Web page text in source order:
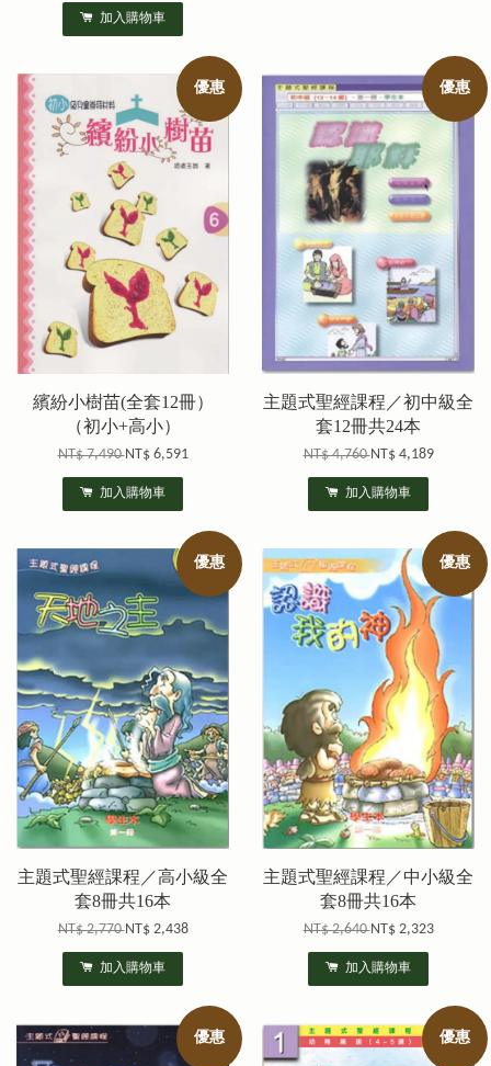
加入購物車
優惠
繽紛小樹苗(全套12冊）
（初小+高小）
NT$ 7,490NT$ 6,591
加入購物車
優惠
主題式聖經課程／初中級全
套12冊共24本
NT$ 4,760NT$ 4,189
加入購物車
優惠
主題式聖經課程／高小級全
套8冊共16本
NT$ 2,770NT$ 2,438
加入購物車
優惠
主題式聖經課程／中小級全
套8冊共16本
NT$ 2,640NT$ 2,323
加入購物車
優惠 優惠